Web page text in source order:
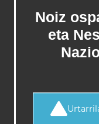
Noiz
eta